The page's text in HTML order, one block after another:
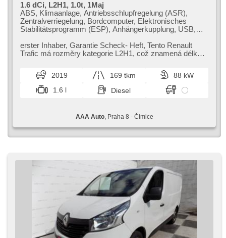
1.6 dCi, L2H1, 1.0t, 1Maj
ABS, Klimaanlage, Antriebsschlupfregelung (ASR),
Zentralverriegelung, Bordcomputer, Elektronisches
Stabilitätsprogramm (ESP), Anhängerkupplung, USB,
Seitenscheiben, Autoradio, Handgetriebe
erster Inhaber,​ Garantie Scheck​- Heft,​ Tento Renault
Trafic má rozměry kategorie L2H1,​ což znamená délku
2019 169 tkm
88 kW
1.6 l
Diesel
AAA Auto, Praha 8 - Čimice